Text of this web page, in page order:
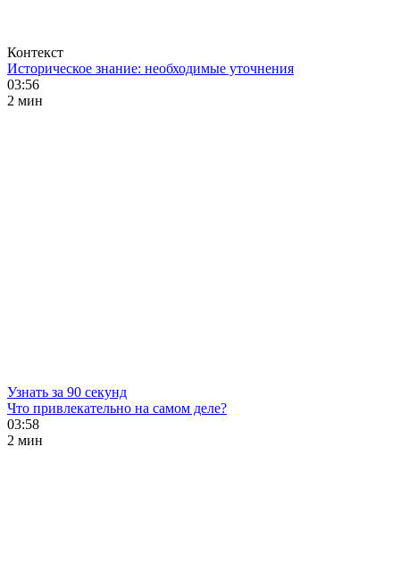
Контекст
Историческое знание: необходимые уточнения
03:56
2 мин
Узнать за 90 секунд
Что привлекательно на самом деле?
03:58
2 мин